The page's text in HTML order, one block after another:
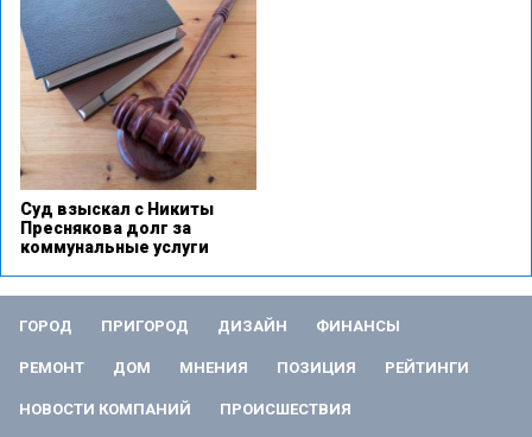
Суд взыскал с Никиты
Преснякова долг за
коммунальные услуги
ГОРОД ПРИГОРОД ДИЗАЙН ФИНАНСЫ
РЕМОНТ ДОМ МНЕНИЯ ПОЗИЦИЯ РЕЙТИНГИ
НОВОСТИ КОМПАНИЙ ПРОИСШЕСТВИЯ